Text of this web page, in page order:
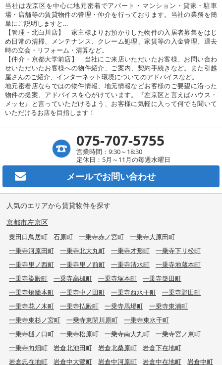
当社は左京区を中心に地元密着でアパート・マンション・貸家・駐車
場・店舗等の賃貸物件の管理・仲介を行っております。当社の業務を簡
単にご説明しますと…
【管理・北白川店】 家主様よりお預かりした物件の入居者募集をはじ
め日常の清掃、メンテナンス、クレーム処理、家賃等の入金管理、退去
時の立会・リフォーム・清算など。
【仲介・京都大学前店】 当社にご来店いただいたお客様、お問い合わ
せいただいたお客様への物件紹介、ご案内、契約手続きなど。また引越
屋さんのご紹介、インターネット環境についてのアドバイスなど。
地元密着店ならではの物件情報、地元情報などお客様のご要望に沿った
物件の提案、アドバイスを心がけています。『左京区と言えばハウス・
メッセ』と言っていただけるよう、お客様に気軽に入って何でも聞いて
いただけるお店を目指します！
075-707-5755
営業時間：9:30～18:30
定休日：5月～11月の毎週水曜日
メールでお問い合わせ
人気のエリアから賃貸物件を探す
京都市左京区
粟田口鳥居町 石原町 一乗寺赤ノ宮町
一乗寺大原田町
一乗寺河原田町
一乗寺北大丸町 一乗寺才形町
一乗寺下リ松町
一乗寺里ノ西町
一乗寺里ノ前町 一乗寺清水町
一乗寺地蔵本町
一乗寺染殿町
一乗寺高槻町 一乗寺塚本町
一乗寺築田町
一乗寺燈籠本町
一乗寺中ノ田町 一乗寺西水干町
一乗寺野田町
一乗寺花ノ木町
一乗寺払殿町 一乗寺馬場町
一乗寺東浦町
一乗寺東杉ノ宮町
一乗寺東閉川原町
一乗寺東水干町
一乗寺樋ノ口町
一乗寺松原町 一乗寺南大丸町
一乗寺宮ノ東町
一乗寺向畑町
岩倉北池田町 岩倉北桑原町
岩倉下在地町
岩倉忠在地町
岩倉中大鷺町 岩倉中河原町 岩倉中在地町 岩倉中町